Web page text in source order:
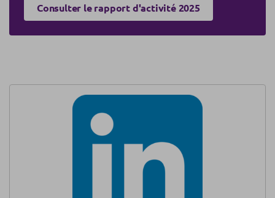
Consulter le rapport d'activité 2025